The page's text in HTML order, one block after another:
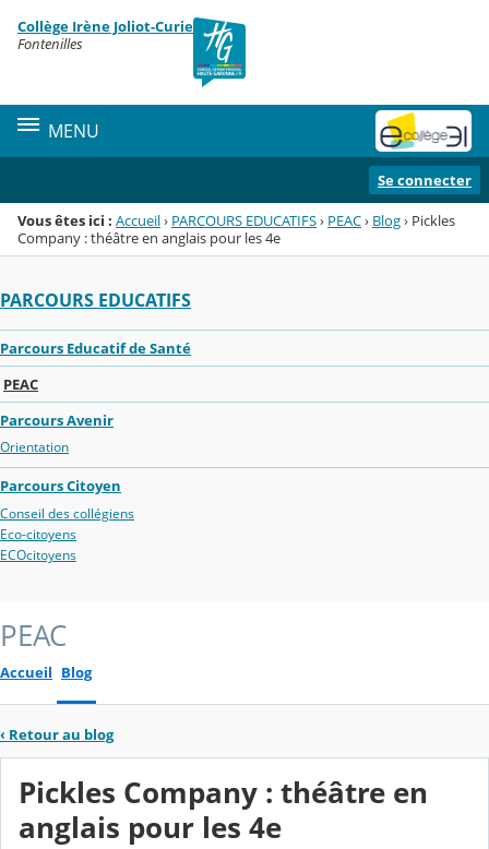
Menu de la rubrique
Contenu
Collège Irène Joliot-Curie
Fontenilles
MENU
Se connecter
Vous êtes ici : Accueil› PARCOURS EDUCATIFS› PEAC› Blog› Pickles
Company : théâtre en anglais pour les 4e
PARCOURS EDUCATIFS
Parcours Educatif de Santé
PEAC
Parcours Avenir
Orientation
Parcours Citoyen
Conseil des collégiens
Eco-citoyens
ECOcitoyens
PEAC
Accueil Blog
‹ Retour au blog
Pickles Company : théâtre en
anglais pour les 4e